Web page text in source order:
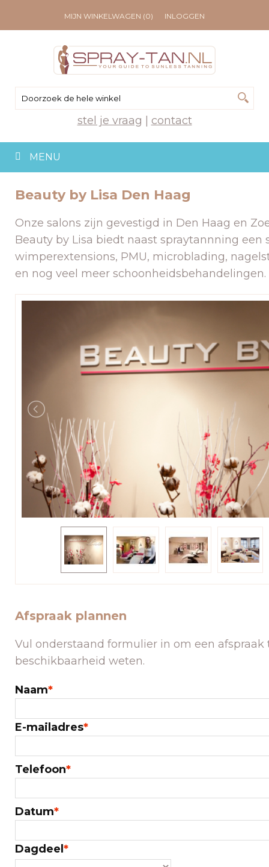
MIJN WINKELWAGEN (0) INLOGGEN
stel je vraag contact
MENU
Beauty by Lisa Den Haag
Onze salons zijn gevestigd in Den Haag en
Beauty by Lisa biedt naast spraytannning
wimperextensions, PMU, microblading,
en nog veel meer schoonheidsbehandelingen.
Afspraak plannen
Vul onderstaand formulier in om een afspraak
beschikbaarheid weten.
*
Naam
*
E-mailadres
*
Telefoon
*
Datum
*
Dagdeel